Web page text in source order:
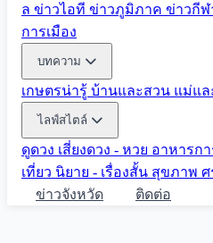
ล ข่าวไอที ข่าวภูมิภาค ข่าวกีฬ
การเมือง
บทความ
เกษตรน่ารู้ บ้านและสวน แม่แล
ไลฟ์สไตล์
ดูดวง เสี่ยงดวง - หวย อาหารก
เที่ยว นิยาย - เรื่องสั้น สุขภาพ ศ
ข่าวจังหวัด
ติดต่อ